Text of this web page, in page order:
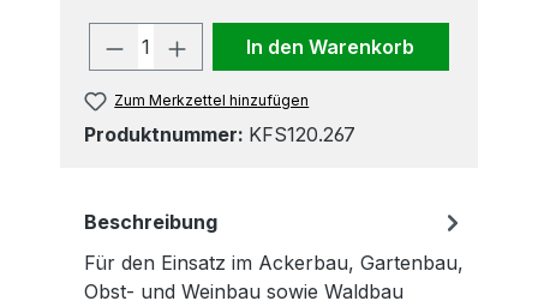
Produkt Anzahl: Gib den
In den Warenkorb
Zum Merkzettel hinzufügen
Produktnummer: KFS120.267
Beschreibung
Für den Einsatz im Ackerbau, Gartenbau,
Obst- und Weinbau sowie Waldbau